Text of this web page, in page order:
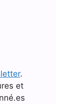
.
et